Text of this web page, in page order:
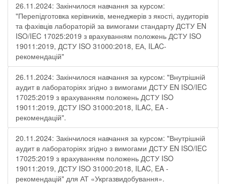
26.11.2024: Закінчилося навчання за курсом:
"Перепідготовка керівників, менеджерів з якості, аудиторів
та фахівців лабораторій за вимогами стандарту ДСТУ EN
ISO/IEC 17025:2019 з врахуванням положень ДСТУ ISO
19011:2019, ДСТУ ISO 31000:2018, ЕА, ILAC-
рекомендацій"
26.11.2024: Закінчилося навчання за курсом: "Внутрішній
аудит в лабораторіях згідно з вимогами ДСТУ EN ISO/IEC
17025:2019 з врахуванням положень ДСТУ ISO
19011:2019, ДСТУ ISO 31000:2018, ILAC, EA -
рекомендацій".
20.11.2024: Закінчилося навчання за курсом: "Внутрішній
аудит в лабораторіях згідно з вимогами ДСТУ EN ISO/IEC
17025:2019 з врахуванням положень ДСТУ ISO
19011:2019, ДСТУ ISO 31000:2018, ILAC, EA -
рекомендацій" для АТ «Укргазвидобування».